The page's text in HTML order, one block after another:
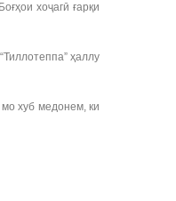
хоҷагӣ ғарқи
ҳаллу
хуб медонем, ки